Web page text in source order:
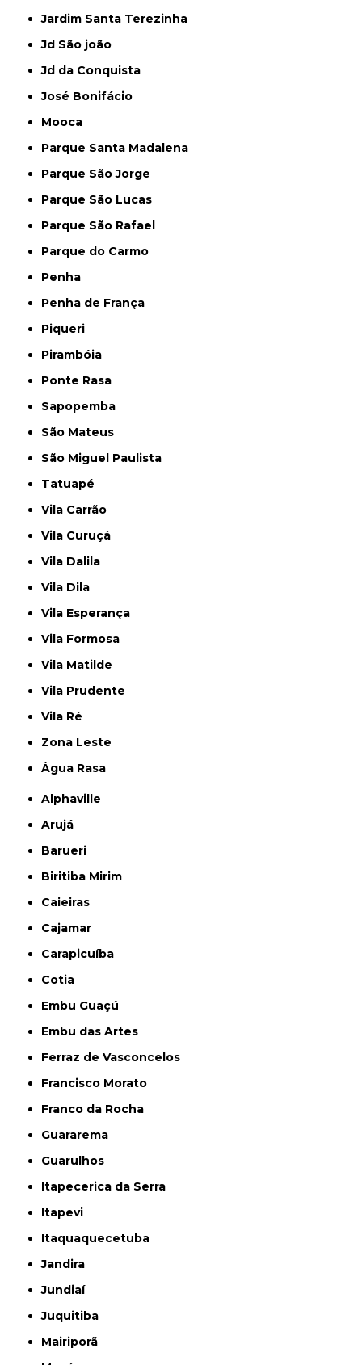
Jardim Santa Terezinha
Jd São joão
Jd da Conquista
José Bonifácio
Mooca
Parque Santa Madalena
Parque São Jorge
Parque São Lucas
Parque São Rafael
Parque do Carmo
Penha
Penha de França
Piqueri
Pirambóia
Ponte Rasa
Sapopemba
São Mateus
São Miguel Paulista
Tatuapé
Vila Carrão
Vila Curuçá
Vila Dalila
Vila Dila
Vila Esperança
Vila Formosa
Vila Matilde
Vila Prudente
Vila Ré
Zona Leste
Água Rasa
Alphaville
Arujá
Barueri
Biritiba Mirim
Caieiras
Cajamar
Carapicuíba
Cotia
Embu Guaçú
Embu das Artes
Ferraz de Vasconcelos
Francisco Morato
Franco da Rocha
Guararema
Guarulhos
Itapecerica da Serra
Itapevi
Itaquaquecetuba
Jandira
Jundiaí
Juquitiba
Mairiporã